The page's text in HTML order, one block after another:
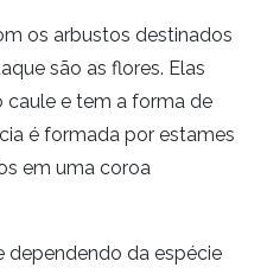
os arbustos destinados
são as flores. Elas
caule e tem a forma de
é formada por estames
em uma coroa
dependendo da espécie